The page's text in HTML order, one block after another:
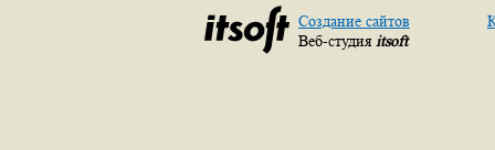
Создание сайтов
Веб-студия itsoft